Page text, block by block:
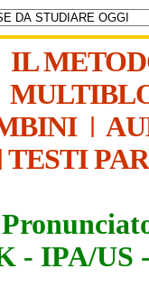
IL
|
| TESTI
- IPA/US